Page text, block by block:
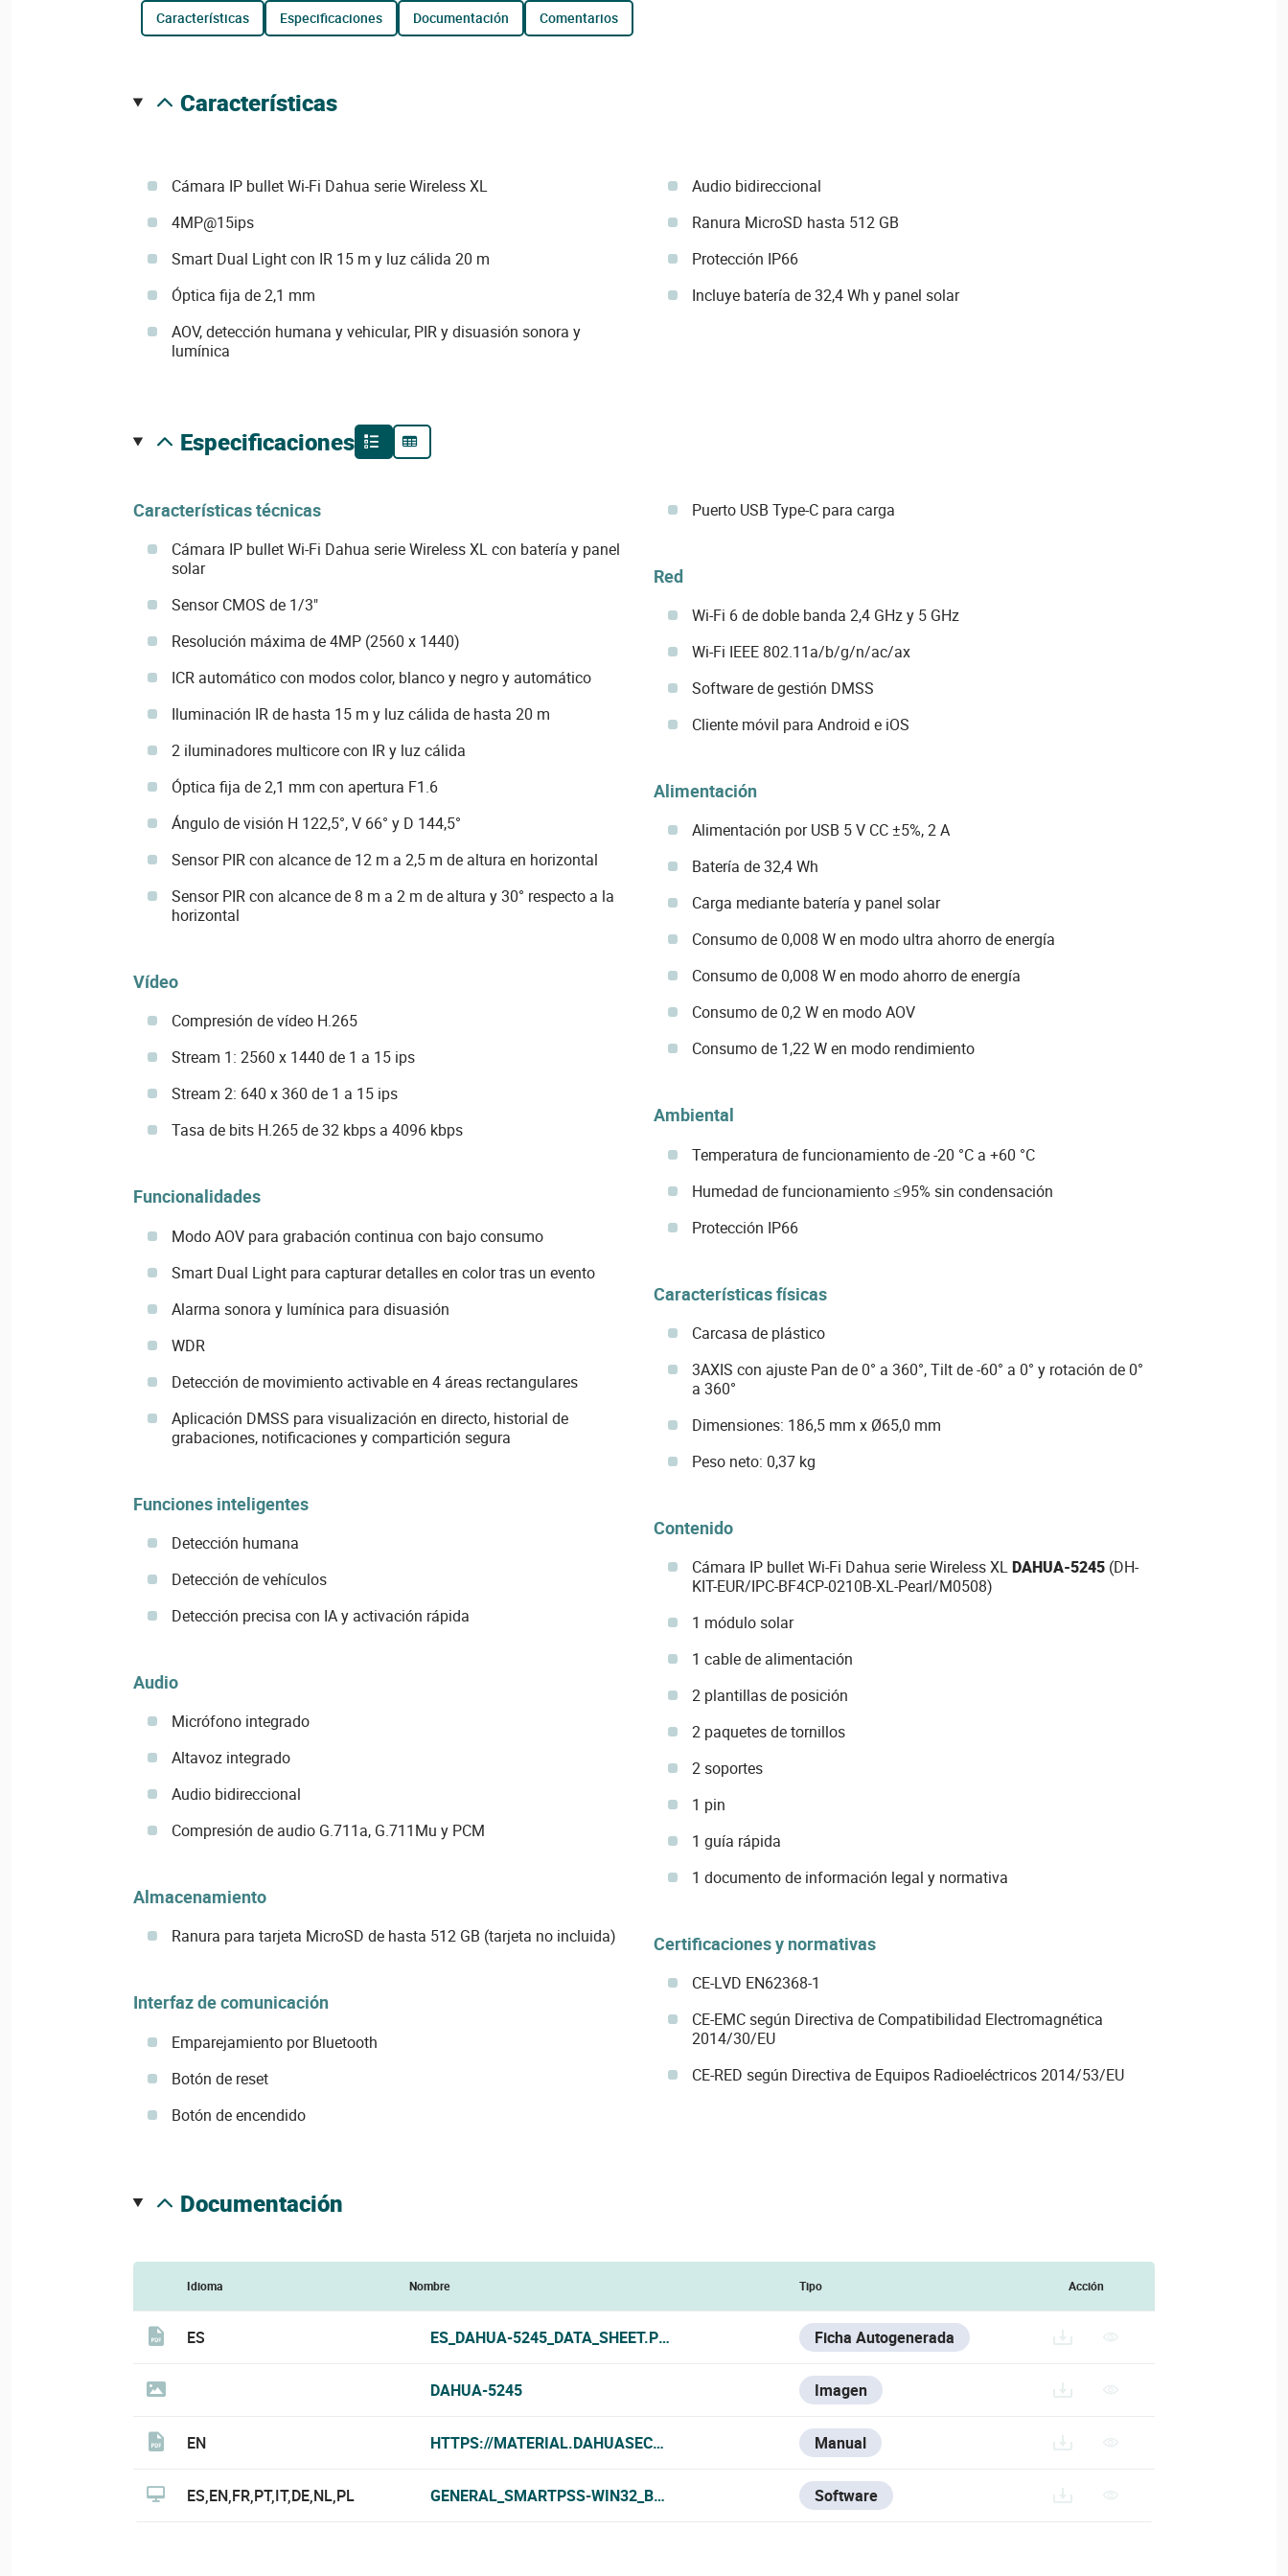
características especificaciones documentación comentarios
características
Cámara IP bullet Wi-Fi Dahua serie Wireless XL
4MP@15ips
Smart Dual Light con IR 15 m y luz cálida 20 m
Óptica fija de 2,1 mm
AOV, detección humana y vehicular, PIR y disuasión sonora y
lumínica
Audio bidireccional
Ranura MicroSD hasta 512 GB
Protección IP66
Incluye batería de 32,4 Wh y panel solar
especificaciones
Características técnicas
Cámara IP bullet Wi-Fi Dahua serie Wireless XL con batería y panel
solar
Sensor CMOS de 1/3"
Resolución máxima de 4MP (2560 x 1440)
ICR automático con modos color, blanco y negro y automático
Iluminación IR de hasta 15 m y luz cálida de hasta 20 m
2 iluminadores multicore con IR y luz cálida
Óptica fija de 2,1 mm con apertura F1.6
Ángulo de visión H 122,5°, V 66° y D 144,5°
Sensor PIR con alcance de 12 m a 2,5 m de altura en horizontal
Sensor PIR con alcance de 8 m a 2 m de altura y 30° respecto a la
horizontal
Vídeo
Compresión de vídeo H.265
Stream 1: 2560 x 1440 de 1 a 15 ips
Stream 2: 640 x 360 de 1 a 15 ips
Tasa de bits H.265 de 32 kbps a 4096 kbps
Funcionalidades
Modo AOV para grabación continua con bajo consumo
Smart Dual Light para capturar detalles en color tras un evento
Alarma sonora y lumínica para disuasión
WDR
Detección de movimiento activable en 4 áreas rectangulares
Aplicación DMSS para visualización en directo, historial de
grabaciones, notificaciones y compartición segura
Funciones inteligentes
Detección humana
Detección de vehículos
Detección precisa con IA y activación rápida
Audio
Micrófono integrado
Altavoz integrado
Audio bidireccional
Compresión de audio G.711a, G.711Mu y PCM
Almacenamiento
Ranura para tarjeta MicroSD de hasta 512 GB (tarjeta no incluida)
Interfaz de comunicación
Emparejamiento por Bluetooth
Botón de reset
Botón de encendido
Puerto USB Type-C para carga
Red
Wi-Fi 6 de doble banda 2,4 GHz y 5 GHz
Wi-Fi IEEE 802.11a/b/g/n/ac/ax
Software de gestión DMSS
Cliente móvil para Android e iOS
Alimentación
Alimentación por USB 5 V CC ±5%, 2 A
Batería de 32,4 Wh
Carga mediante batería y panel solar
Consumo de 0,008 W en modo ultra ahorro de energía
Consumo de 0,008 W en modo ahorro de energía
Consumo de 0,2 W en modo AOV
Consumo de 1,22 W en modo rendimiento
Ambiental
Temperatura de funcionamiento de -20 °C a +60 °C
Humedad de funcionamiento ≤95% sin condensación
Protección IP66
Características físicas
Carcasa de plástico
3AXIS con ajuste Pan de 0° a 360°, Tilt de -60° a 0° y rotación de 0°
a 360°
Dimensiones: 186,5 mm x Ø65,0 mm
Peso neto: 0,37 kg
Contenido
Cámara IP bullet Wi-Fi Dahua serie Wireless XLDAHUA-5245(DH-
KIT-EUR/IPC-BF4CP-0210B-XL-Pearl/M0508)
1 módulo solar
1 cable de alimentación
2 plantillas de posición
2 paquetes de tornillos
2 soportes
1 pin
1 guía rápida
1 documento de información legal y normativa
Certificaciones y normativas
CE-LVD EN62368-1
CE-EMC según Directiva de Compatibilidad Electromagnética
2014/30/EU
CE-RED según Directiva de Equipos Radioeléctricos 2014/53/EU
documentación
Idioma Nombre Tipo Acción
ES ES_DAHUA-5245_DATA_SHEET.PDF Ficha Autogenerada
DAHUA-5245 Imagen
EN HTTPS://MATERIAL.DAHUASECURITY.COM/UPLOADS/SOFT/20240726/DAHUA-CAMERA-ACCESSORIES-
Manual
ES,EN,FR,PT,IT,DE,NL,PL GENERAL_SMARTPSS-WIN32_BYDEMES_ENGSPFRPT_V2.002.200714.RAR
Software